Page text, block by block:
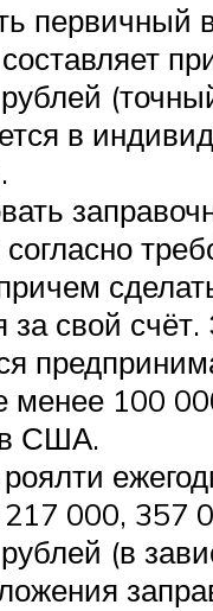
первичный
в
за свой счёт.
менее 100
США.
000, 357
(в